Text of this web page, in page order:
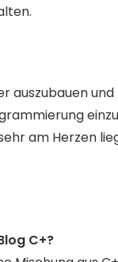
auszubauen
am Herzen
C+?